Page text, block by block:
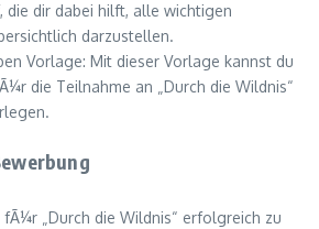
die dir dabei hilft, alle wichtigen
darzustellen.
Vorlage: Mit dieser Vorlage kannst du
die Teilnahme an „Durch die Wildnis“
„Durch die Wildnis“ erfolgreich zu